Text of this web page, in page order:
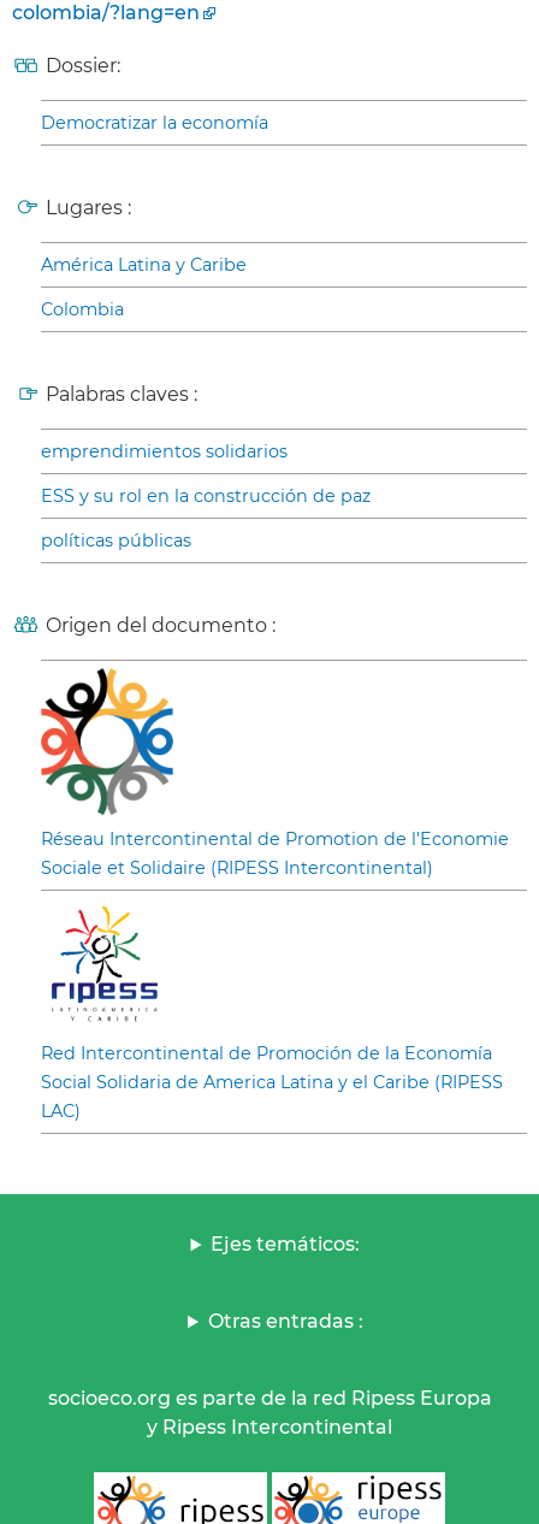
colombia/?lang=en
Dossier:
Democratizar la economía
Lugares :
América Latina y Caribe
Colombia
Palabras claves :
emprendimientos solidarios
ESS y su rol en la construcción de paz
políticas públicas
Origen del documento :
Réseau Intercontinental de Promotion de l’Economie
Sociale et Solidaire (RIPESS Intercontinental)
Red Intercontinental de Promoción de la Economía
Social Solidaria de America Latina y el Caribe (RIPESS
LAC)
Ejes temáticos:
Otras entradas :
socioeco.org es parte de la red Ripess Europa
y Ripess Intercontinental